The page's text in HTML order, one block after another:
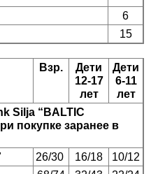
6
15
Взр.
Дети
12-17
лет
Дети
6-11
лет
Silja “BALTIC
покупке заранее в
26/30 16/18
10/12